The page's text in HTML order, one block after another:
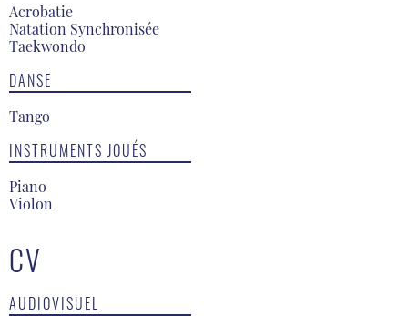
Acrobatie
Natation Synchronisée
Taekwondo
DANSE
Tango
INSTRUMENTS JOUÉS
Piano
Violon
CV
AUDIOVISUEL